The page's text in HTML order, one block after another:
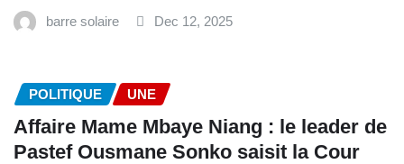
barre solaire Dec 12, 2025
POLITIQUE UNE
Affaire Mame Mbaye Niang : le leader de
Pastef Ousmane Sonko saisit la Cour